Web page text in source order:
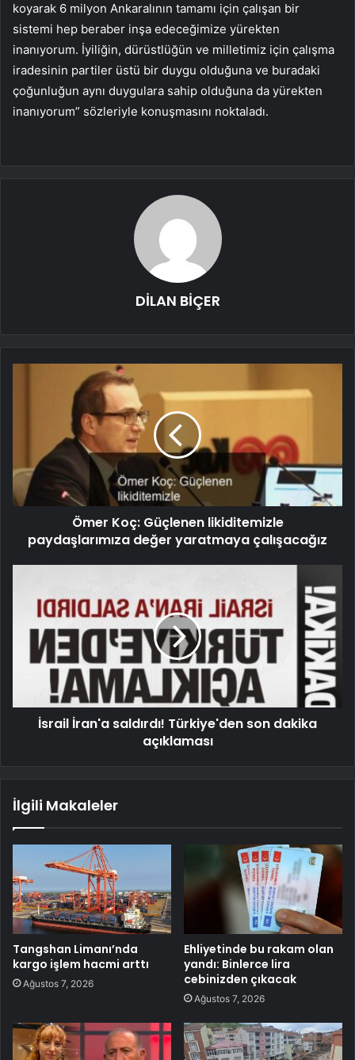
koyarak 6 milyon Ankaralının tamamı için çalışan bir
sistemi hep beraber inşa edeceğimize yürekten
inanıyorum. İyiliğin, dürüstlüğün ve milletimiz için çalışma
iradesinin partiler üstü bir duygu olduğuna ve buradaki
çoğunluğun aynı duygulara sahip olduğuna da yürekten
inanıyorum” sözleriyle konuşmasını noktaladı.
DİLAN BİÇER
Ömer Koç: Güçlenen likiditemizle
paydaşlarımıza değer yaratmaya çalışacağız
İsrail İran'a saldırdı! Türkiye'den son dakika
açıklaması
İlgili Makaleler
Tangshan Limanı’nda
kargo işlem hacmi arttı
Ağustos 7, 2026
Ehliyetinde bu rakam olan
yandı: Binlerce lira
cebinizden çıkacak
Ağustos 7, 2026